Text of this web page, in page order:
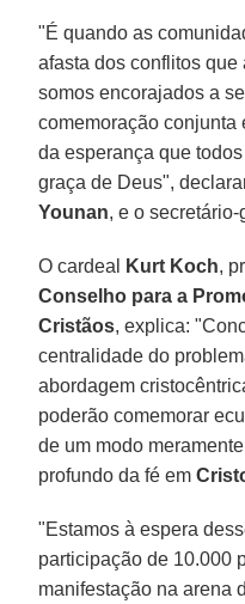
"É quando as
afasta dos conflitos
somos encorajados a
comemoração conjunta
da esperança que
graça de Deus",
Younan, e o
O cardeal Kurt Koch,
Conselho para a
Cristãos, explica:
centralidade do
abordagem
poderão comemorar
de um modo
profundo da fé em
"Estamos à espera
participação de 10.000
manifestação na arena